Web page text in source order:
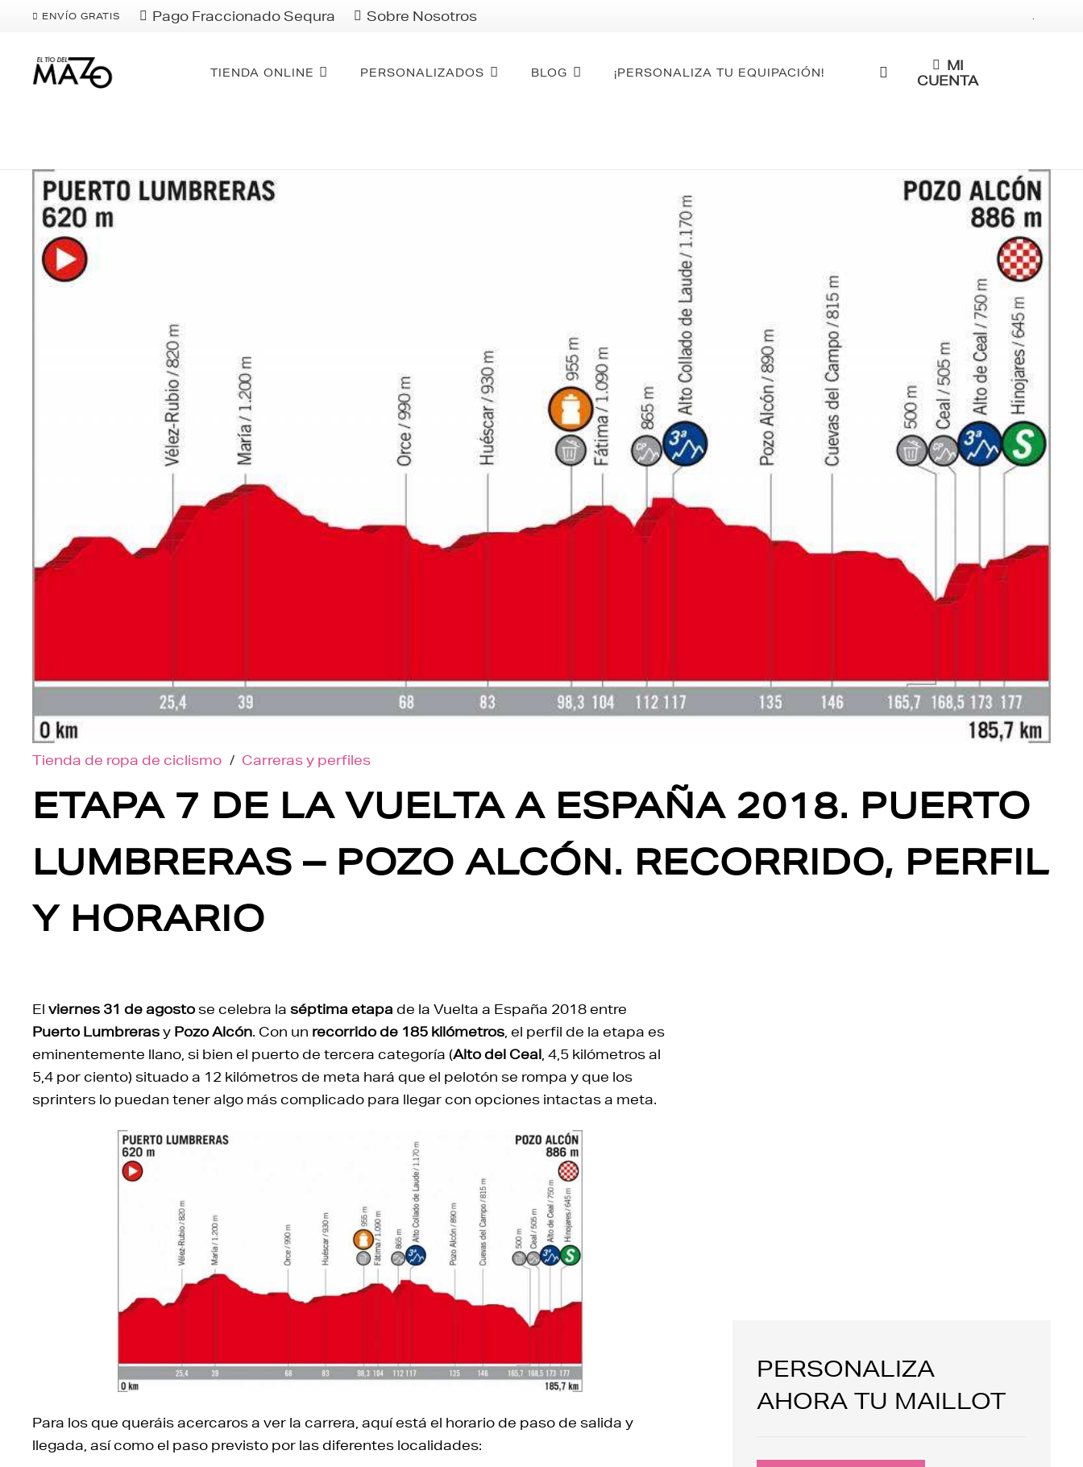
ENVÍO GRATIS Pago Fraccionado Sequra Sobre Nosotros .
TIENDA ONLINE PERSONALIZADOS BLOG ¡PERSONALIZA TU EQUIPACIÓN!
MI
CUENTA
Tienda de ropa de ciclismo / Carreras y perfiles
ETAPA 7 DE LA VUELTA A ESPAÑA 2018. PUERTO
LUMBRERAS – POZO ALCÓN. RECORRIDO, PERFIL
Y HORARIO
El viernes 31 de agosto se celebra la séptima etapa de la Vuelta a España 2018 entre
Puerto Lumbrerasy Pozo Alcón. Con un recorrido de 185 kilómetros, el perfil de la etapa es
eminentemente llano, si bien el puerto de tercera categoría (Alto del Ceal, 4,5 kilómetros al
5,4 por ciento) situado a 12 kilómetros de meta hará que el pelotón se rompa y que los
sprinters lo puedan tener algo más complicado para llegar con opciones intactas a meta.
Para los que queráis acercaros a ver la carrera, aquí está el horario de paso de salida y
llegada, así como el paso previsto por las diferentes localidades:
PERSONALIZA
AHORA TU MAILLOT